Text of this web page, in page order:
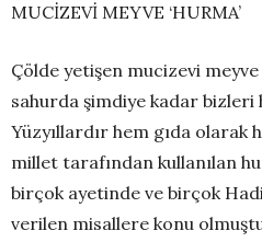
MUCİZEVİ MEYVE ‘HURMA’
Çölde yetişen mucizevi
sahurda şimdiye kadar bizleri
Yüzyıllardır hem gıda olarak
millet tarafından kullanılan
birçok ayetinde ve birçok
verilen misallere konu